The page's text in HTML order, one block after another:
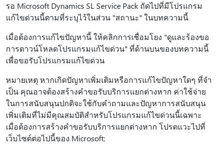
รอ Microsoft Dynamics SL Service Pack ถัดไปที่มีโปรแกรม
แก้ไขด่วนนี้ตามที่ระบุไว้ในส่วน "สถานะ" ในบทความนี้
เมื่อต้องการแก้ไขปัญหานี้ ให้คลิกการเชื่อมโยง "ดูและร้องขอ
การดาวน์โหลดโปรแกรมแก้ไขด่วน" ที่ด้านบนของบทความนี้
เพื่อขอรับโปรแกรมแก้ไขด่วน
หมายเหตุ หากเกิดปัญหาเพิ่มเติมหรือการแก้ไขปัญหาใดๆ ที่จํา
เป็น คุณอาจต้องสร้างคําขอรับบริการแยกต่างหาก ค่าใช้จ่าย
ในการสนับสนุนปกติจะใช้กับคําถามและปัญหาการสนับสนุน
เพิ่มเติมที่ไม่มีคุณสมบัติสําหรับโปรแกรมแก้ไขด่วนนี้เฉพาะ
เมื่อต้องการสร้างคําขอรับบริการแยกต่างหาก โปรดแวะไปที่
เว็บไซต์ต่อไปนี้ของ Microsoft: